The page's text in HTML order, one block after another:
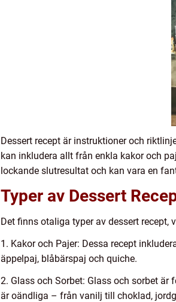
Dessert recept är instruktioner och
kan inkludera allt från enkla kakor och
lockande slutresultat och kan vara en
Typer av Dessert
Det finns otaliga typer av dessert recept,
1. Kakor och Pajer: Dessa recept
äppelpaj, blåbärspaj och quiche.
2. Glass och Sorbet: Glass och sorbet
är oändliga – från vanilj till choklad,